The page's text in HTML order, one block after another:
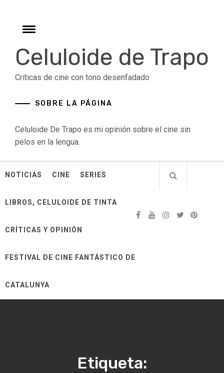
contentToggle
Celuloide de Trapo
Críticas de cine con tono desenfadado
SOBRE LA PÁGINA
Celuloide De Trapo es mi opinión sobre el cine sin
pelos en la lengua.
NOTICIAS CINE SERIES
LIBROS, CELULOIDE DE TINTA
CRÍTICAS Y OPINIÓN
FESTIVAL DE CINE FANTÁSTICO DE
CATALUNYA
Etiqueta: